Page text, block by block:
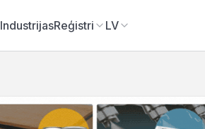
IndustrijasReģistri LV